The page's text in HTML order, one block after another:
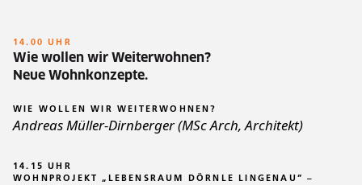
14.00 UHR
Wie wollen wir Weiterwohnen?
Neue Wohnkonzepte.
WIE WOLLEN WIR WEITERWOHNEN?
Andreas Müller-Dirnberger (MSc Arch, Architekt)
14.15 UHR
WOHNPROJEKT „LEBENSRAUM DÖRNLE LINGENAU“ –